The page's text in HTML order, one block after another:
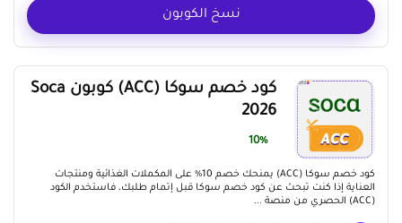
نسخ الكوبون
كود خصم سوكا (ACC) كوبون Soca
2026
10%
كود خصم سوكا (ACC) يمنحك خصم 10% على المكملات الغذائية ومنتجات
العناية إذا كنت تبحث عن كود خصم سوكا قبل إتمام طلبك، فاستخدم الكود
(ACC) الحصري من منصة ...